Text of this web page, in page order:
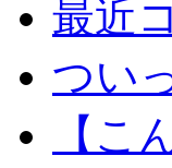
最近
つい
【こ